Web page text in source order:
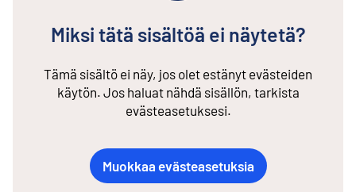
Miksi tätä sisältöä ei näytetä?
Tämä sisältö ei näy, jos olet estänyt evästeiden
käytön. Jos haluat nähdä sisällön, tarkista
evästeasetuksesi.
Muokkaa evästeasetuksia